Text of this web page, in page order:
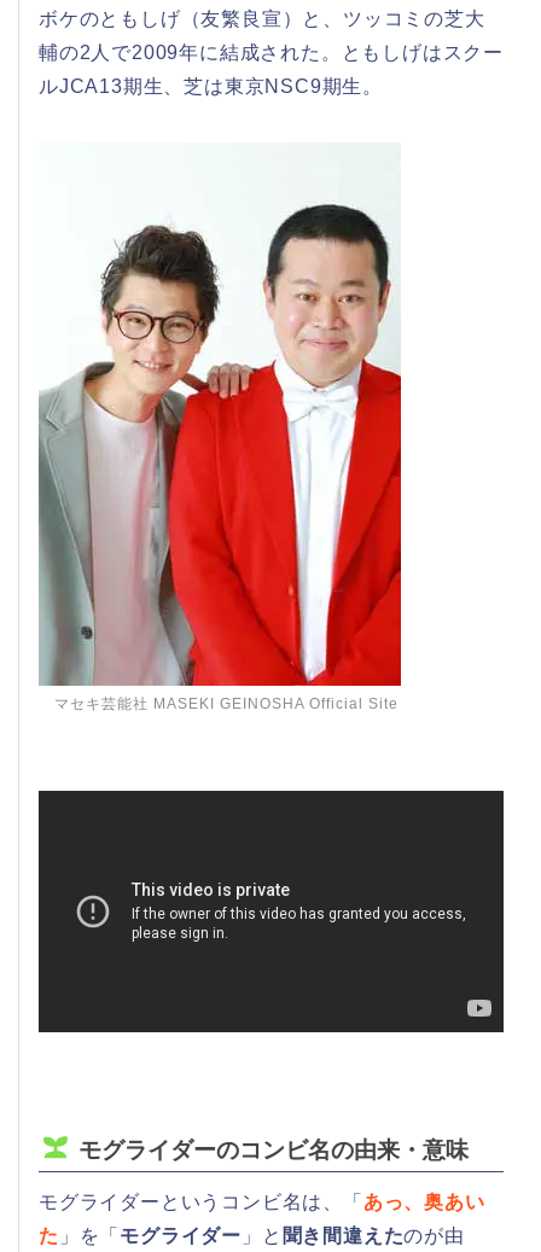
ボケのともしげ（友繁良宣）と、ツッコミの芝大
輔の2人で2009年に結成された。ともしげはスクー
ルJCA13期生、芝は東京NSC9期生。
マセキ芸能社 MASEKI GEINOSHA Official Site
モグライダーのコンビ名の由来・意味
モグライダーというコンビ名は、「 あっ、奥あい
た 」を「 モグライダー 」と 聞き間違えたのが由